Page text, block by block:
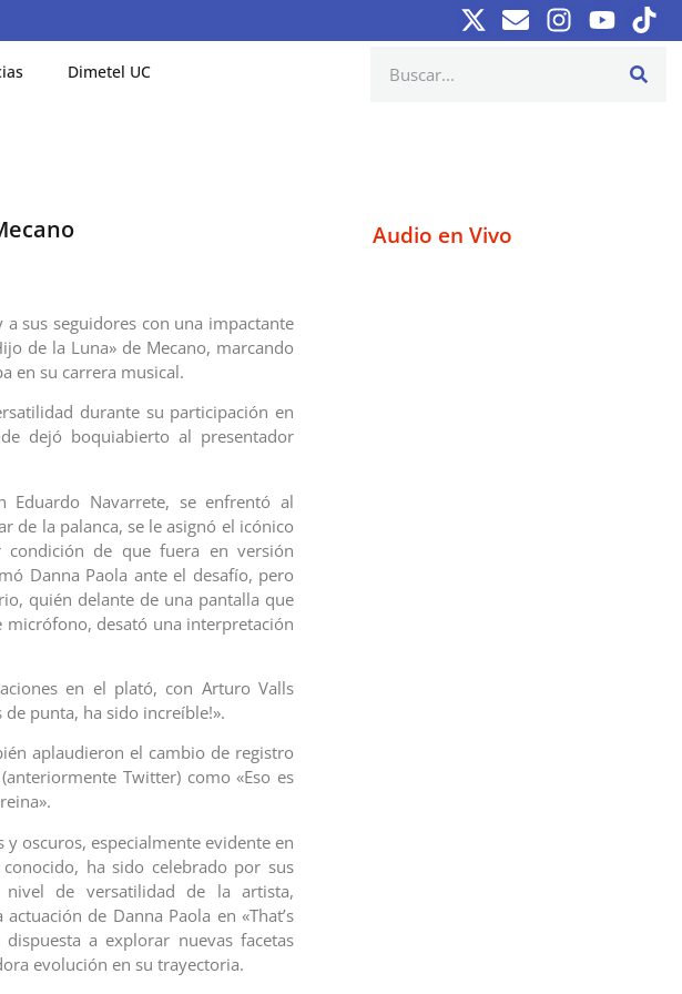
Dimetel UC
sus seguidores con una impactante
de la Luna» de Mecano, marcando
en su carrera musical.
durante su participación en
dejó boquiabierto al presentador
Eduardo Navarrete, se enfrentó al
de la palanca, se le asignó el icónico
de que fuera en versión
Danna Paola ante el desafío, pero
quién delante de una pantalla que
desató una interpretación
en el plató, con Arturo Valls
de punta, ha sido increíble!».
aplaudieron el cambio de registro
Twitter) como «Eso es
oscuros, especialmente evidente en
ha sido celebrado por sus
nivel de versatilidad de la artista,
de Danna Paola en «That’s
a explorar nuevas facetas
evolución en su trayectoria.
Audio en Vivo